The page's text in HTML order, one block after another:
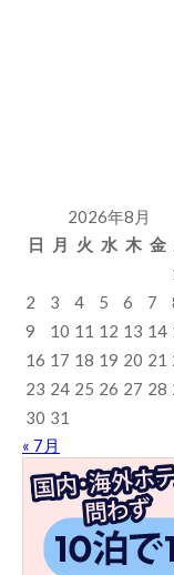
2026年8月
日
月 火 水 木 金
2
3 4 5 6 7
9
10 11 12 13 14
16 17 18 19 20 21
23 24 25 26 27 28
30 31
« 7月